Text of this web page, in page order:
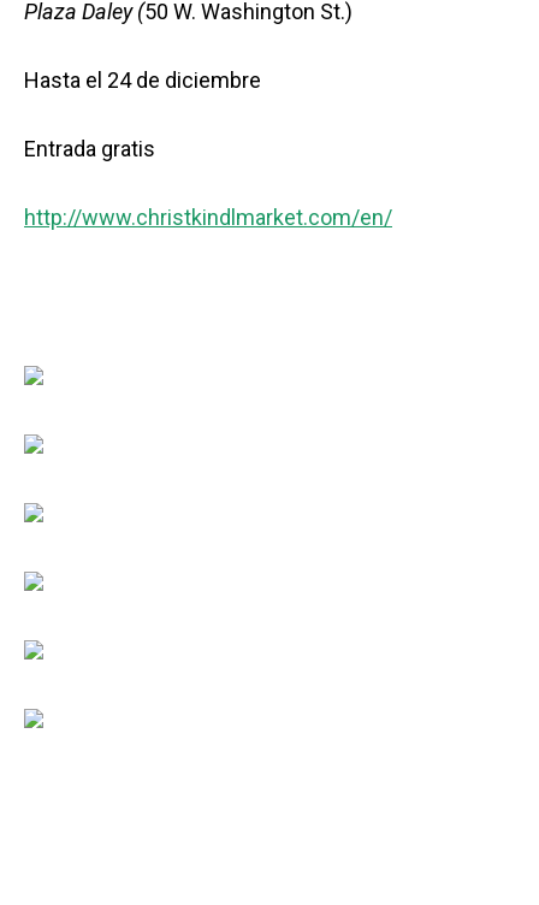
Plaza Daley (50 W. Washington St.)
Hasta el 24 de diciembre
Entrada gratis
http://www.christkindlmarket.com/en/